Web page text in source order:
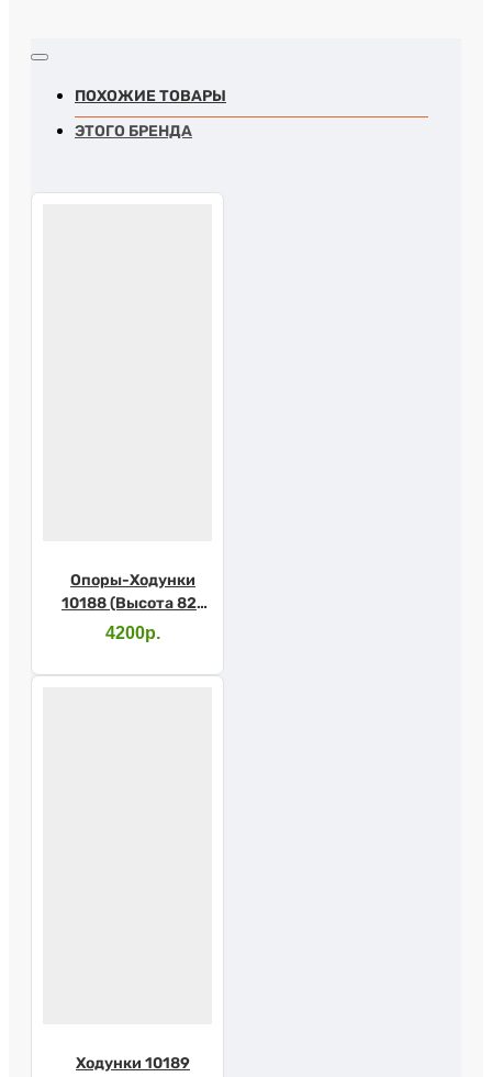
ПОХОЖИЕ ТОВАРЫ
ЭТОГО БРЕНДА
Опоры-Ходунки
10188 (Высота 82-
94см, BL)
4200р.
Ходунки 10189